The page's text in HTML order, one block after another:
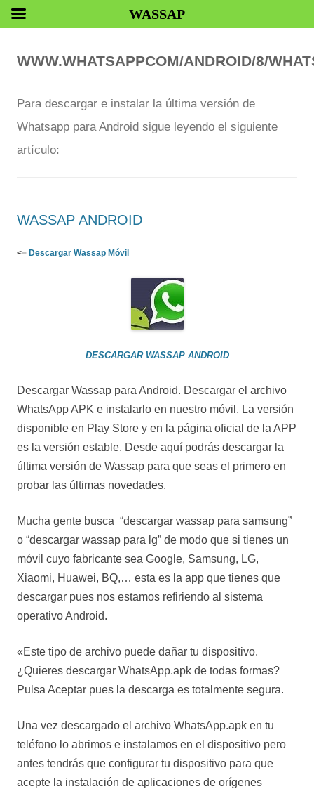
WWW.WHATSAPPCOM/ANDROID/8/
Para descargar e instalar la última versión de
Whatsapp para Android sigue leyendo el siguiente
artículo:
WASSAP ANDROID
<= Descargar Wassap Móvil
DESCARGAR WASSAP ANDROID
Descargar Wassap para Android. Descargar el archivo
WhatsApp APK e instalarlo en nuestro móvil. La versión
disponible en Play Store y en la página oficial de la APP
es la versión estable. Desde aquí podrás descargar la
última versión de Wassap para que seas el primero en
probar las últimas novedades.
Mucha gente busca “descargar wassap para samsung”
o “descargar wassap para lg” de modo que si tienes un
móvil cuyo fabricante sea Google, Samsung, LG,
Xiaomi, Huawei, BQ,… esta es la app que tienes que
descargar pues nos estamos refiriendo al sistema
operativo Android.
«Este tipo de archivo puede dañar tu dispositivo.
¿Quieres descargar WhatsApp.apk de todas formas?
Pulsa Aceptar pues la descarga es totalmente segura.
Una vez descargado el archivo WhatsApp.apk en tu
teléfono lo abrimos e instalamos en el dispositivo pero
antes tendrás que configurar tu dispositivo para que
acepte la instalación de aplicaciones de orígenes
WASSAP